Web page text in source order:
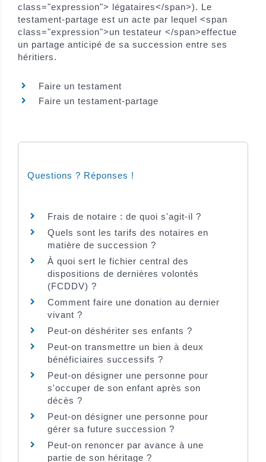
class="expression"> légataires</span>). Le
testament-partage est un acte par lequel <span
class="expression">un testateur </span>effectue
un partage anticipé de sa succession entre ses
héritiers.
Faire un testament
Faire un testament-partage
Questions ? Réponses !
Frais de notaire : de quoi s'agit-il ?
Quels sont les tarifs des notaires en
matière de succession ?
À quoi sert le fichier central des
dispositions de dernières volontés
(FCDDV) ?
Comment faire une donation au dernier
vivant ?
Peut-on déshériter ses enfants ?
Peut-on transmettre un bien à deux
bénéficiaires successifs ?
Peut-on désigner une personne pour
s'occuper de son enfant après son
décès ?
Peut-on désigner une personne pour
gérer sa future succession ?
Peut-on renoncer par avance à une
partie de son héritage ?